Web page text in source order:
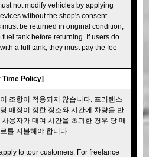
not modify vehicles by applying
without the shop's consent.
be returned in original condition,
tank before returning. If users do
a full tank, they must pay the fee
Time Policy]
조항이 적용되지 않습니다. 프리랜스
매장이 정한 장소와 시간에 차량을 반
용자가 대여 시간을 초과한 경우 당 매
를 지불해야 합니다.
to tour customers. For freelance